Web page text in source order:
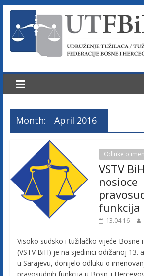
Skip
content
U
d
r
u
e
e
Month: April 2016
Odluke o
VSTV
nosioce
funkcija
13.04.16
Visoko sudsko i tužilačko vijeće Bosne
(VSTV BiH) je na sjedinici održanoj 13.
u Sarajevu, donijelo odluku o
pravosudnih funkcija u Bosni i